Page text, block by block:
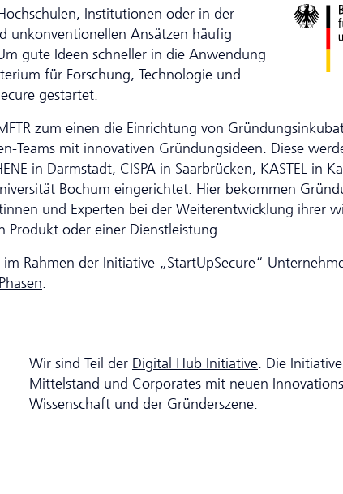
Institutionen oder in der
unkonventionellen Ansätzen häufig
gute Ideen schneller in die Anwendung
für ­Forschung, Technologie und
gestartet.
zum einen die Einrichtung von
Teams mit innovativen Gründungsideen. Diese
in Darmstadt, CISPA in Saarbrücken, KASTEL in
Bochum eingerichtet. Hier bekommen
und Experten bei der Weiterentwicklung ihrer
Produkt oder einer Dienstleistung.
Rahmen der Initiative „StartUpSecure“
.
Wir sind Teil der Digital Hub Initiative. Die
Mittelstand und Corporates mit neuen
Wissenschaft und der Gründerszene.